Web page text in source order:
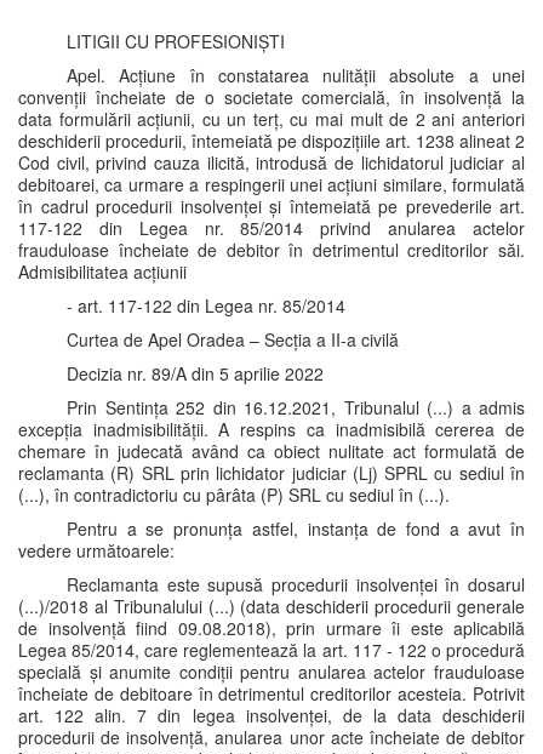
LITIGII CU PROFESIONIȘTI
Apel. Acțiune în constatarea nulității absolute a unei
convenții încheiate de o societate comercială, în insolvență la
data formulării acțiunii, cu un terț, cu mai mult de 2 ani anteriori
deschiderii procedurii, întemeiată pe dispozițiile art. 1238 alineat 2
Cod civil, privind cauza ilicită, introdusă de lichidatorul judiciar al
debitoarei, ca urmare a respingerii unei acțiuni similare, formulată
în cadrul procedurii insolvenței și întemeiată pe prevederile art.
117-122 din Legea nr. 85/2014 privind anularea actelor
frauduloase încheiate de debitor în detrimentul creditorilor săi.
Admisibilitatea acțiunii
- art. 117-122 din Legea nr. 85/2014
Curtea de Apel Oradea – Secția a II-a civilă
Decizia nr. 89/A din 5 aprilie 2022
Prin Sentința 252 din 16.12.2021, Tribunalul (...) a admis
excepția inadmisibilității. A respins ca inadmisibilă cererea de
chemare în judecată având ca obiect nulitate act formulată de
reclamanta (R) SRL prin lichidator judiciar (Lj) SPRL cu sediul în
(...), în contradictoriu cu pârâta (P) SRL cu sediul în (...).
Pentru a se pronunța astfel, instanța de fond a avut în
vedere următoarele:
Reclamanta este supusă procedurii insolvenței în dosarul
(...)/2018 al Tribunalului (...) (data deschiderii procedurii generale
de insolvență fiind 09.08.2018), prin urmare îi este aplicabilă
Legea 85/2014, care reglementează la art. 117 - 122 o procedură
specială și anumite condiții pentru anularea actelor frauduloase
încheiate de debitoare în detrimentul creditorilor acesteia. Potrivit
art. 122 alin. 7 din legea insolvenței, de la data deschiderii
procedurii de insolvență, anularea unor acte încheiate de debitor